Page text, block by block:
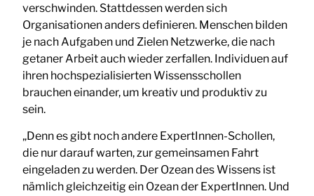
verschwinden. Stattdessen werden sich
Organisationen anders definieren. Menschen bilden
je nach Aufgaben und Zielen Netzwerke, die nach
getaner Arbeit auch wieder zerfallen. Individuen auf
ihren hochspezialisierten Wissensschollen
brauchen einander, um kreativ und produktiv zu
sein.
„Denn es gibt noch andere ExpertInnen-Schollen,
die nur darauf warten, zur gemeinsamen Fahrt
eingeladen zu werden. Der Ozean des Wissens ist
nämlich gleichzeitig ein Ozean der ExpertInnen. Und